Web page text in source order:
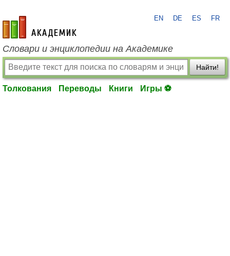
academic.ru
EN DE ES FR
Словари и энциклопедии на Академике
Найти!
Толкования Переводы Книги Игры ⚽